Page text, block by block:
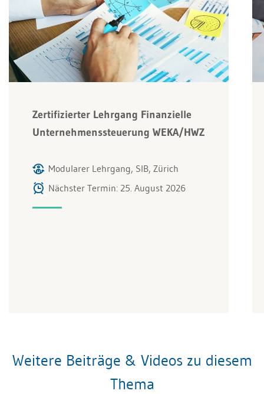
Zertifizierter Lehrgang Finanzielle
Unternehmenssteuerung WEKA/HWZ
Modularer Lehrgang, SIB, Zürich
Nächster Termin: 25. August 2026
Weitere Beiträge & Videos zu diesem
Thema